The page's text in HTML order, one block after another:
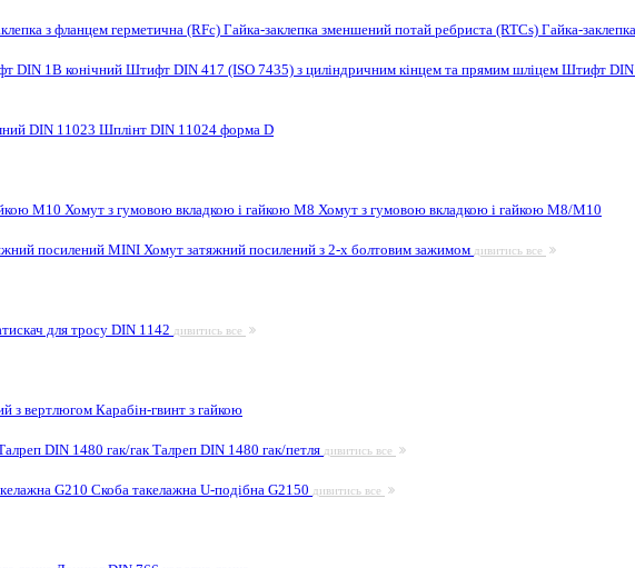
з фланцем герметична (RFc) Гайка-заклепка зменшений потай ребриста (RTCs) Гайка-
DIN 1B конічний Штифт DIN 417 (ISO 7435) з циліндричним кінцем та прямим шліцем Штифт DIN
DIN 11023 Шплінт DIN 11024 форма D
M10 Хомут з гумовою вкладкою і гайкою M8 Хомут з гумовою вкладкою і гайкою М8/M10
посилений MINI Хомут затяжний посилений з 2-х болтовим зажимом дивитись все
для тросу DIN 1142 дивитись все
з вертлюгомКарабін-гвинт з гайкою
DIN 1480 гак/гакТалреп DIN 1480 гак/петля дивитись все
G210 Скоба такелажна U-подібна G2150 дивитись все